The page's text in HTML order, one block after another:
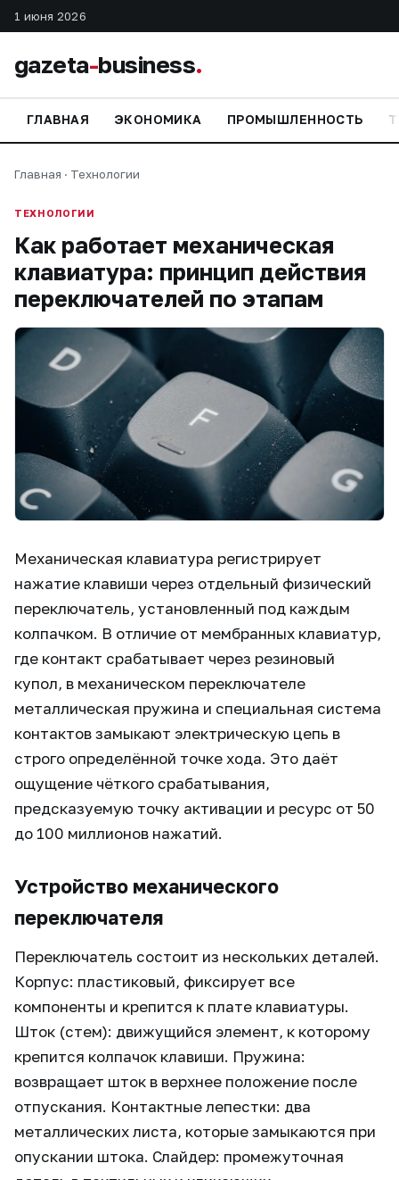
1 июня 2026
gazeta-business.
ГЛАВНАЯ ЭКОНОМИКА ПРОМЫШЛЕННОСТЬ
Главная · Технологии
ТЕХНОЛОГИИ
Как работает механическая
клавиатура: принцип действия
переключателей по этапам
Механическая клавиатура регистрирует
нажатие клавиши через отдельный физический
переключатель, установленный под каждым
колпачком. В отличие от мембранных клавиатур,
где контакт срабатывает через резиновый
купол, в механическом переключателе
металлическая пружина и специальная система
контактов замыкают электрическую цепь в
строго определённой точке хода. Это даёт
ощущение чёткого срабатывания,
предсказуемую точку активации и ресурс от 50
до 100 миллионов нажатий.
Устройство механического
переключателя
Переключатель состоит из нескольких деталей.
Корпус: пластиковый, фиксирует все
компоненты и крепится к плате клавиатуры.
Шток (стем): движущийся элемент, к которому
крепится колпачок клавиши. Пружина:
возвращает шток в верхнее положение после
отпускания. Контактные лепестки: два
металлических листа, которые замыкаются при
опускании штока. Слайдер: промежуточная